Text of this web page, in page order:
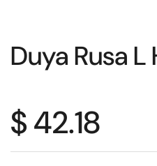
Duya Rusa
$ 42.18